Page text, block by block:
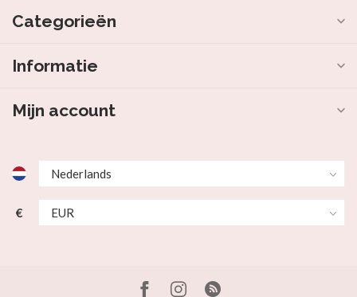
Categorieën
Informatie
Mijn account
€